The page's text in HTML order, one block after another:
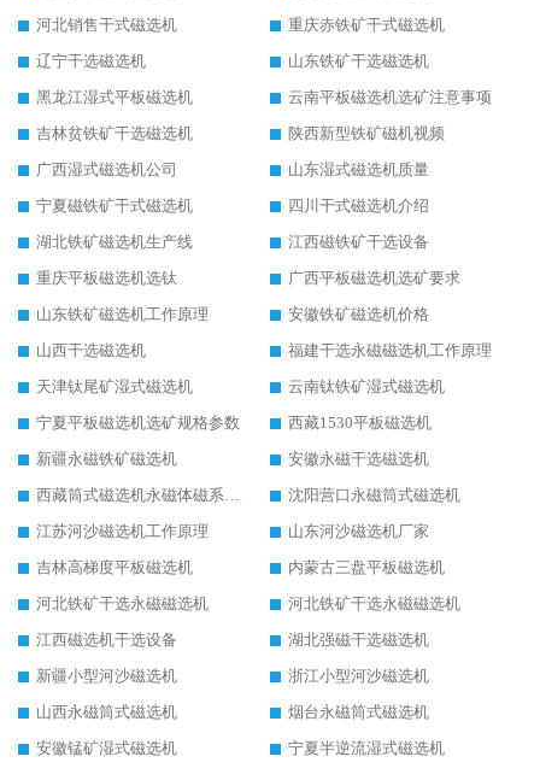
河北销售干式磁选机
重庆赤铁矿干式磁选机
辽宁干选磁选机
山东铁矿干选磁选机
黑龙江湿式平板磁选机
云南平板磁选机选矿注意事项
吉林贫铁矿干选磁选机
陕西新型铁矿磁机视频
广西湿式磁选机公司
山东湿式磁选机质量
宁夏磁铁矿干式磁选机
四川干式磁选机介绍
湖北铁矿磁选机生产线
江西磁铁矿干选设备
重庆平板磁选机选钛
广西平板磁选机选矿要求
山东铁矿磁选机工作原理
安徽铁矿磁选机价格
山西干选磁选机
福建干选永磁磁选机工作原理
天津钛尾矿湿式磁选机
云南钛铁矿湿式磁选机
宁夏平板磁选机选矿规格参数
西藏1530平板磁选机
新疆永磁铁矿磁选机
安徽永磁干选磁选机
西藏筒式磁选机永磁体磁系设计
沈阳营口永磁筒式磁选机
江苏河沙磁选机工作原理
山东河沙磁选机厂家
吉林高梯度平板磁选机
内蒙古三盘平板磁选机
河北铁矿干选永磁磁选机
河北铁矿干选永磁磁选机
江西磁选机干选设备
湖北强磁干选磁选机
新疆小型河沙磁选机
浙江小型河沙磁选机
山西永磁筒式磁选机
烟台永磁筒式磁选机
安徽锰矿湿式磁选机
宁夏半逆流湿式磁选机